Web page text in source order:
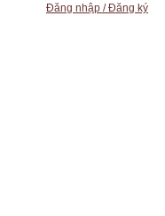
Đăng nhập / Đăng ký